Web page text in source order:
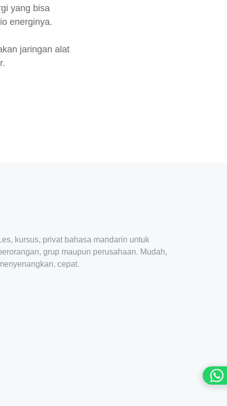
yang bisa
energinya.
jaringan alat
kursus, privat bahasa mandarin untuk
grup maupun perusahaan. Mudah,
cepat.